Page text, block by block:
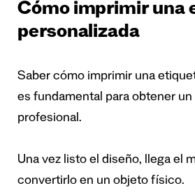
Cómo imprimir una
personalizada
Saber cómo imprimir una
es fundamental para obtener
profesional.
Una vez listo el diseño, llega el
convertirlo en un objeto físico.